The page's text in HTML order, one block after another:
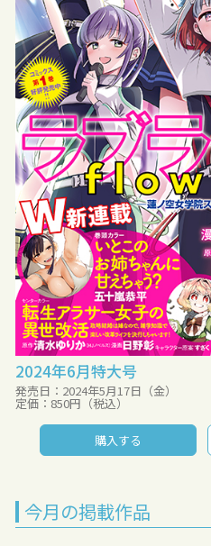
2024年6月特大号
発売日：2024年5月17日（金）
定価：850円（税込）
購入する
今月の掲載作品